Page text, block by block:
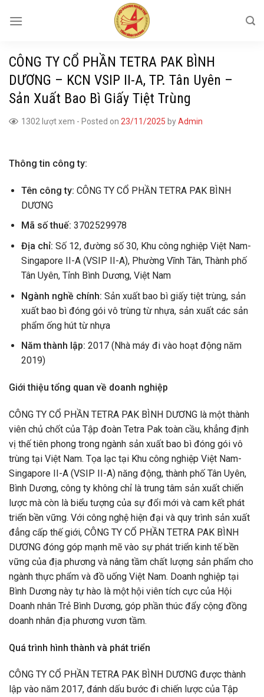
CÔNG TY CỔ PHẦN TETRA PAK BÌNH
DƯƠNG – KCN VSIP II-A, TP. Tân Uyên –
Sản Xuất Bao Bì Giấy Tiệt Trùng
1302 lượt xem - Posted on 23/11/2025 byAdmin
Thông tin công ty:
Tên công ty: CÔNG TY CỔ PHẦN TETRA PAK BÌNH
DƯƠNG
Mã số thuế: 3702529978
Địa chỉ: Số 12, đường số 30, Khu công nghiệp Việt Nam-
Singapore II-A (VSIP II-A), Phường Vĩnh Tân, Thành phố
Tân Uyên, Tỉnh Bình Dương, Việt Nam
Ngành nghề chính: Sản xuất bao bì giấy tiệt trùng, sản
xuất bao bì đóng gói vô trùng từ nhựa, sản xuất các sản
phẩm ống hút từ nhựa
Năm thành lập: 2017 (Nhà máy đi vào hoạt động năm
2019)
Giới thiệu tổng quan về doanh nghiệp
CÔNG TY CỔ PHẦN TETRA PAK BÌNH DƯƠNG là một thành
viên chủ chốt của Tập đoàn Tetra Pak toàn cầu, khẳng định
vị thế tiên phong trong ngành sản xuất bao bì đóng gói vô
trùng tại Việt Nam. Tọa lạc tại Khu công nghiệp Việt Nam-
Singapore II-A (VSIP II-A) năng động, thành phố Tân Uyên,
Bình Dương, công ty không chỉ là trung tâm sản xuất chiến
lược mà còn là biểu tượng của sự đổi mới và cam kết phát
triển bền vững. Với công nghệ hiện đại và quy trình sản xuất
đẳng cấp thế giới, CÔNG TY CỔ PHẦN TETRA PAK BÌNH
DƯƠNG đóng góp mạnh mẽ vào sự phát triển kinh tế bền
vững của địa phương và nâng tầm chất lượng sản phẩm cho
ngành thực phẩm và đồ uống Việt Nam. Doanh nghiệp tại
Bình Dương này tự hào là một hội viên tích cực của Hội
Doanh nhân Trẻ Bình Dương, góp phần thúc đẩy cộng đồng
doanh nhân địa phương vươn tầm.
Quá trình hình thành và phát triển
CÔNG TY CỔ PHẦN TETRA PAK BÌNH DƯƠNG được thành
lập vào năm 2017, đánh dấu bước đi chiến lược của Tập